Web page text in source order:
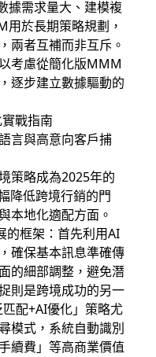
據需求量大、建模複
於長期策略規劃，
兩者互補而非互斥。
考慮從簡化版MMM
逐步建立數據驅動的
戰指南
言與高意向客戶捕
策略成為2025年的
降低跨境行銷的門
本地化適配方面。
的框架：首先利用AI
確保基本訊息準確傳
的細部調整，避免潛
則是跨境成功的另一
配+AI優化」策略尤
模式，系統自動識別
續費」等高商業價值